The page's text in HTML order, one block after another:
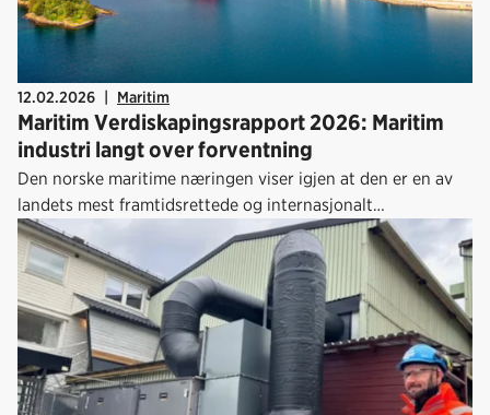
12.02.2026 | Maritim
Maritim Verdiskapingsrapport 2026: Maritim
industri langt over forventning
Den norske maritime næringen viser igjen at den er en av
landets mest framtidsrettede og internasjonalt
konkurransedyktige industriklynger. Dette viser Maritim
Verdiskapingsrapport 2026 fra Maritimt Forum som ble
overlevert til fiskeri- og havminister Marianne Sivertsen
Næss 4. februar.